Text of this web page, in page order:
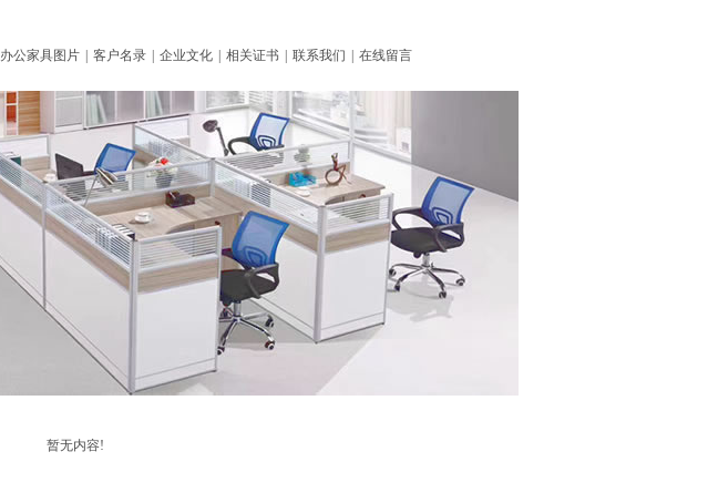
办公家具图片 客户名录 企业文化 相关证书 联系我们 在线留言
暂无内容!